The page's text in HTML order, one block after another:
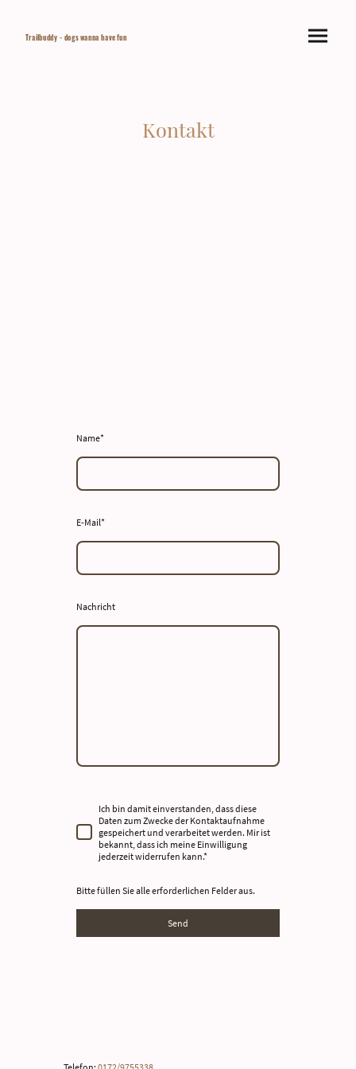
Trailbuddy - dogs wanna have fun
Kontakt
Name*
E-Mail*
Nachricht
Ich bin damit einverstanden, dass diese
Daten zum Zwecke der Kontaktaufnahme
gespeichert und verarbeitet werden. Mir ist
bekannt, dass ich meine Einwilligung
jederzeit widerrufen kann.*
Bitte füllen Sie alle erforderlichen Felder aus.
Send